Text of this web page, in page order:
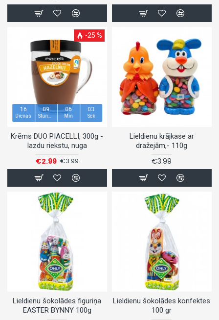
-25 %
16
Dienas
09 06
Min
02
Sek
Krēms DUO PIACELLI, 300g -
lazdu riekstu, nuga
€2.99 €3.99
Lieldienu krājkase ar
dražejām,- 110g
€3.99
Lieldienu šokolādes figuriņa
EASTER BYNNY 100g
Lieldienu šokolādes konfektes
100 gr